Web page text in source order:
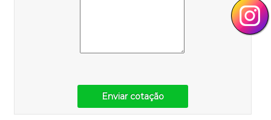
Enviar cotação